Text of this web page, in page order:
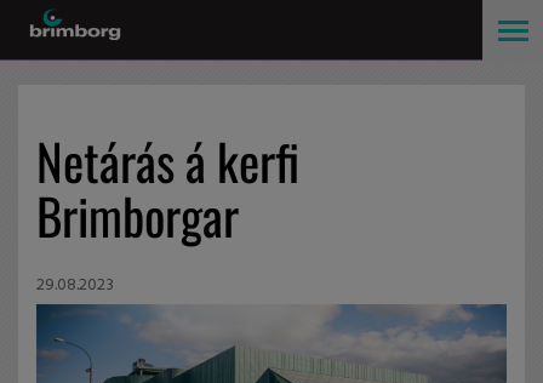
Netárás á kerfi
Brimborgar
29.08.2023